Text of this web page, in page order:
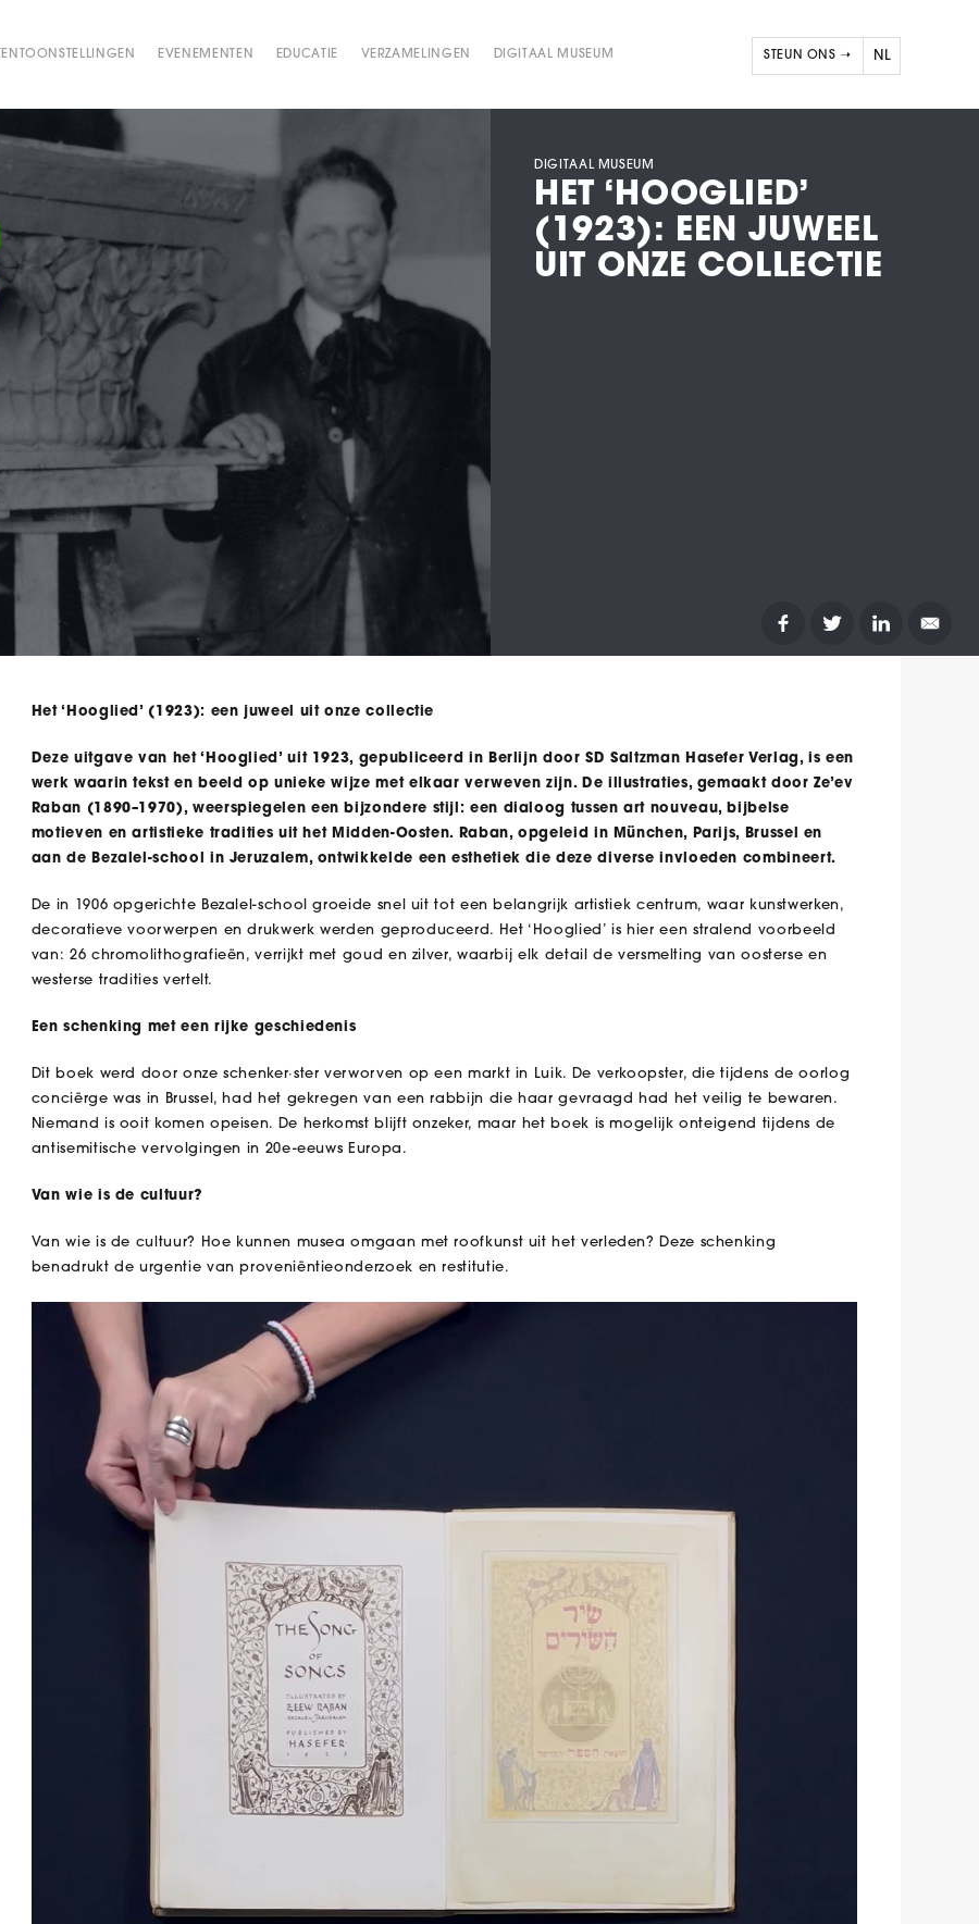
TENTOONSTELLINGEN EVENEMENTEN EDUCATIE VERZAMELINGEN DIGITAAL MUSEUM STEUN ONS ➝ NL
DIGITAAL MUSEUM
HET ‘HOOGLIED’
(1923): EEN JUWEEL
UIT ONZE COLLECTIE
Het ‘Hooglied’ (1923): een juweel uit onze collectie
Deze uitgave van het ‘Hooglied’ uit 1923, gepubliceerd in Berlijn door SD Saltzman Hasefer Verlag, is een
werk waarin tekst en beeld op unieke wijze met elkaar verweven zijn. De illustraties, gemaakt door Ze’ev
Raban (1890–1970), weerspiegelen een bijzondere stijl: een dialoog tussen art nouveau, bijbelse
motieven en artistieke tradities uit het Midden-Oosten. Raban, opgeleid in München, Parijs, Brussel en
aan de Bezalel-school in Jeruzalem, ontwikkelde een esthetiek die deze diverse invloeden combineert.
De in 1906 opgerichte Bezalel-school groeide snel uit tot een belangrijk artistiek centrum, waar kunstwerken,
decoratieve voorwerpen en drukwerk werden geproduceerd. Het ‘Hooglied’ is hier een stralend voorbeeld
van: 26 chromolithografieën, verrijkt met goud en zilver, waarbij elk detail de versmelting van oosterse en
westerse tradities vertelt.
Een schenking met een rijke geschiedenis
Dit boek werd door onze schenker·ster verworven op een markt in Luik. De verkoopster, die tijdens de oorlog
conciërge was in Brussel, had het gekregen van een rabbijn die haar gevraagd had het veilig te bewaren.
Niemand is ooit komen opeisen. De herkomst blijft onzeker, maar het boek is mogelijk onteigend tijdens de
antisemitische vervolgingen in 20e-eeuws Europa.
Van wie is de cultuur?
Van wie is de cultuur? Hoe kunnen musea omgaan met roofkunst uit het verleden? Deze schenking
benadrukt de urgentie van proveniëntieonderzoek en restitutie.